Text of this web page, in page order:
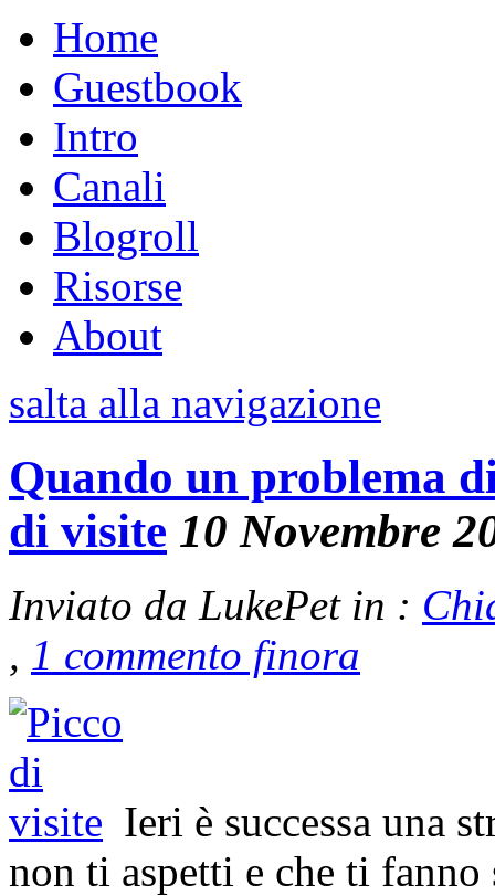
Home
Guestbook
Intro
Canali
Blogroll
Risorse
About
salta alla navigazione
Quando un problema
di visite 10 Novembre
Inviato da LukePet in :
, 1 commento finora
Ieri è successa una
non ti aspetti e che ti